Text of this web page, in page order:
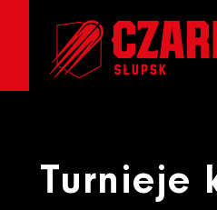
Turnieje
Turnieje